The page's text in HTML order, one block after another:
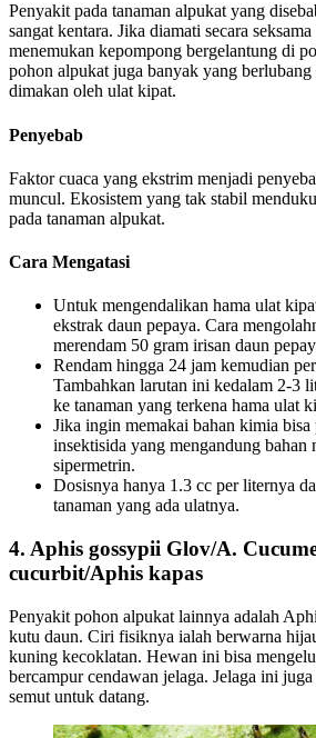
Penyakit pada tanaman alpukat yang
sangat kentara. Jika diamati secara
menemukan kepompong bergelantung di
pohon alpukat juga banyak yang berlubang
dimakan oleh ulat kipat.
Penyebab
Faktor cuaca yang ekstrim menjadi
muncul. Ekosistem yang tak stabil
pada tanaman alpukat.
Cara Mengatasi
Untuk mengendalikan hama ulat
ekstrak daun pepaya. Cara
merendam 50 gram irisan daun
Rendam hingga 24 jam kemudian
Tambahkan larutan ini kedalam 2-3
ke tanaman yang terkena hama ulat
Jika ingin memakai bahan kimia bisa
insektisida yang mengandung bahan
sipermetrin.
Dosisnya hanya 1.3 cc per liternya
tanaman yang ada ulatnya.
4. Aphis gossypii Glov/A.
cucurbit/Aphis kapas
Penyakit pohon alpukat lainnya adalah
kutu daun. Ciri fisiknya ialah berwarna
kuning kecoklatan. Hewan ini bisa
bercampur cendawan jelaga. Jelaga ini
semut untuk datang.